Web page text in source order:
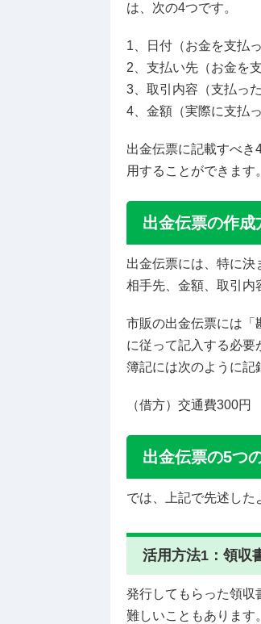
は、次の4つです。
1、日付（お金を支払っ
2、支払い先（お金を
3、取引内容（支払った
4、金額（実際に支払
出金伝票に記載すべ
用することができます。
出金伝票の作成
出金伝票には、特に決
相手先、金額、取引内
市販の出金伝票には「
に従って記入する必要
簿記には次のように記
（借方）交通費300
出金伝票の5つ
では、上記で先述した
活用方法1：領収
発行してもらった領収
難しいこともあります